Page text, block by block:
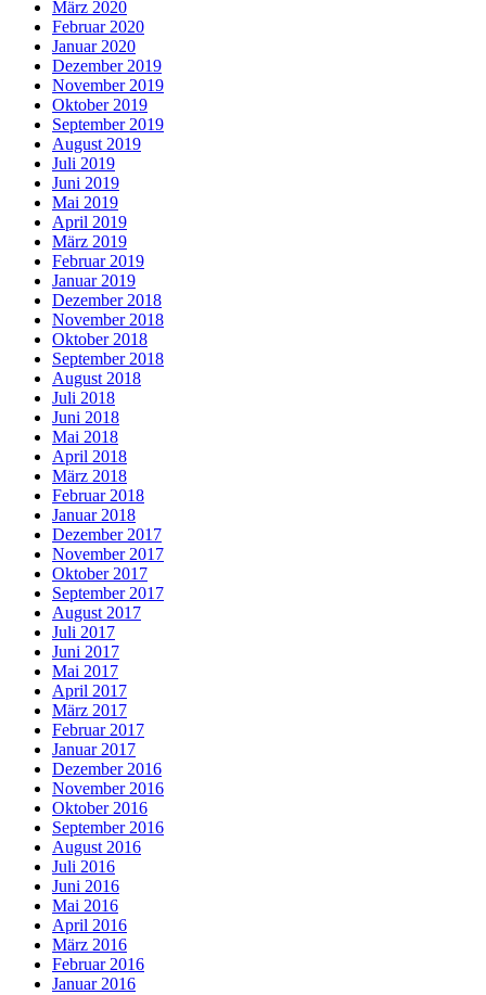
März 2020
Februar 2020
Januar 2020
Dezember 2019
November 2019
Oktober 2019
September 2019
August 2019
Juli 2019
Juni 2019
Mai 2019
April 2019
März 2019
Februar 2019
Januar 2019
Dezember 2018
November 2018
Oktober 2018
September 2018
August 2018
Juli 2018
Juni 2018
Mai 2018
April 2018
März 2018
Februar 2018
Januar 2018
Dezember 2017
November 2017
Oktober 2017
September 2017
August 2017
Juli 2017
Juni 2017
Mai 2017
April 2017
März 2017
Februar 2017
Januar 2017
Dezember 2016
November 2016
Oktober 2016
September 2016
August 2016
Juli 2016
Juni 2016
Mai 2016
April 2016
März 2016
Februar 2016
Januar 2016